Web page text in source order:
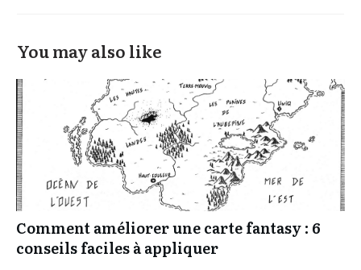
You may also like
Comment améliorer une carte fantasy : 6
conseils faciles à appliquer